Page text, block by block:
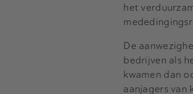
het
De
bedrijven als
kwamen dan
aanjagers van